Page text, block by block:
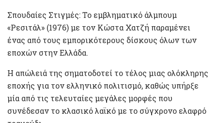
Σπουδαίες Στιγμές: Το εμβληματικό άλμπουμ
«Ρεσιτάλ» (1976) με τον Κώστα Χατζή παραμένει
ένας από τους εμπορικότερους δίσκους όλων των
εποχών στην Ελλάδα.
Η απώλειά της σηματοδοτεί το τέλος μιας ολόκληρης
εποχής για τον ελληνικό πολιτισμό, καθώς υπήρξε
μία από τις τελευταίες μεγάλες μορφές που
συνέδεσαν το κλασικό λαϊκό με το σύγχρονο ελαφρό